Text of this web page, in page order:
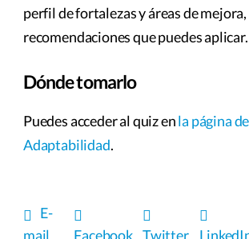
perfil de fortalezas y áreas de mejora,
recomendaciones que puedes aplicar.
Dónde tomarlo
Puedes acceder al quiz enla página
Adaptabilidad.
E-
mail
Facebook Twitter